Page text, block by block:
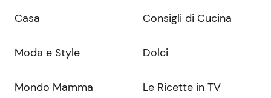
Casa
Moda e Style
Mondo Mamma
Consigli di Cucina
Dolci
Le Ricette in TV